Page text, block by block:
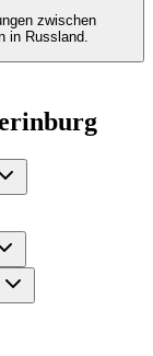
zwischen
in Russland.